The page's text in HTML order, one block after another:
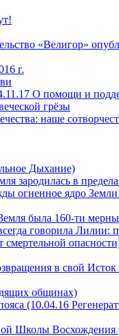
«Велигор»
г.
О помощи и
грёзы
наше
Дыхание)
зародилась в
огненное ядро Земли
была 160-ти
говорила Лилии:
в свой
общинах)
(10.04.16
Школы Восхождения